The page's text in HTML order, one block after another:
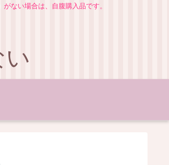
ない場合は、自腹購入品です。
い